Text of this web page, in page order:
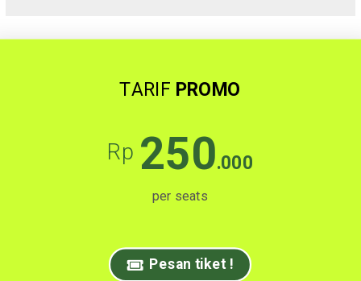
TARIF PROMO
Rp 250.000
per seats
Pesan tiket !